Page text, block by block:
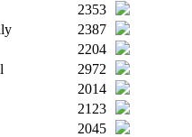
2353
2387
2204
2972
2014
2123
2045